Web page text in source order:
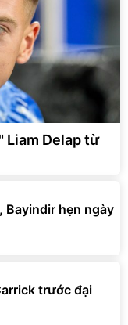
Liam Delap từ
Bayindir hẹn ngày
trước đại